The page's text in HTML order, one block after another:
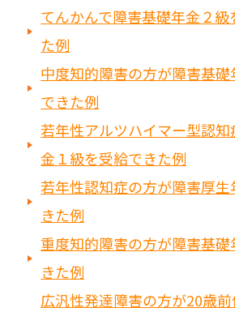
てんかんで障害基礎年金２級
た例
中度知的障害の方が障害基
できた例
若年性アルツハイマー型認
金１級を受給できた例
若年性認知症の方が障害厚
きた例
重度知的障害の方が障害基
きた例
広汎性発達障害の方が20歳